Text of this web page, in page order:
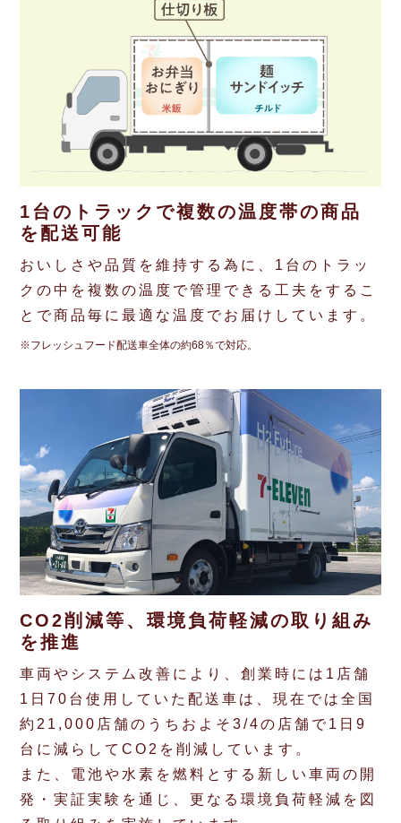
1台のトラックで複数の温度帯の商品
を配送可能
おいしさや品質を維持する為に、1台のトラッ
クの中を複数の温度で管理できる工夫をするこ
とで商品毎に最適な温度でお届けしています。
※フレッシュフード配送車全体の約68％で対応。
CO2削減等、環境負荷軽減の取り組み
を推進
車両やシステム改善により、創業時には1店舗
1日70台使用していた配送車は、現在では全国
約21,000店舗のうちおよそ3/4の店舗で1日9
台に減らしてCO2を削減しています。
また、電池や水素を燃料とする新しい車両の開
発・実証実験を通じ、更なる環境負荷軽減を図